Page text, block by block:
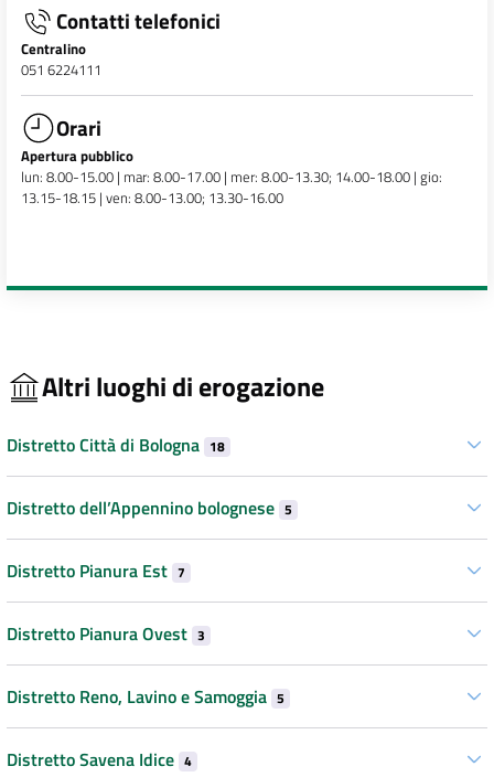
Contatti telefonici
Centralino
051 6224111
Orari
Apertura pubblico
lun: 8.00-15.00 | mar: 8.00-17.00 | mer: 8.00-13.30; 14.00-18.00 | gio:
13.15-18.15 | ven: 8.00-13.00; 13.30-16.00
Altri luoghi di erogazione
Distretto Città di Bologna 18
Distretto dell’Appennino bolognese 5
Distretto Pianura Est 7
Distretto Pianura Ovest 3
Distretto Reno, Lavino e Samoggia 5
Distretto Savena Idice 4